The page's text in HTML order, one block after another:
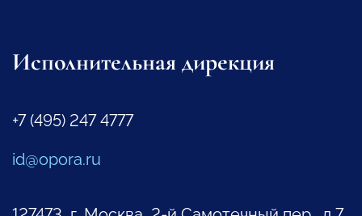
Исполнительная дирекция
+7 (495) 247 4777
id@opora.ru